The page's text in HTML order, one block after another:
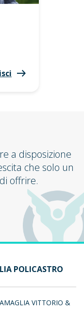
a disposizione
che solo un
offrire.
POLICASTRO
VITTORIO &